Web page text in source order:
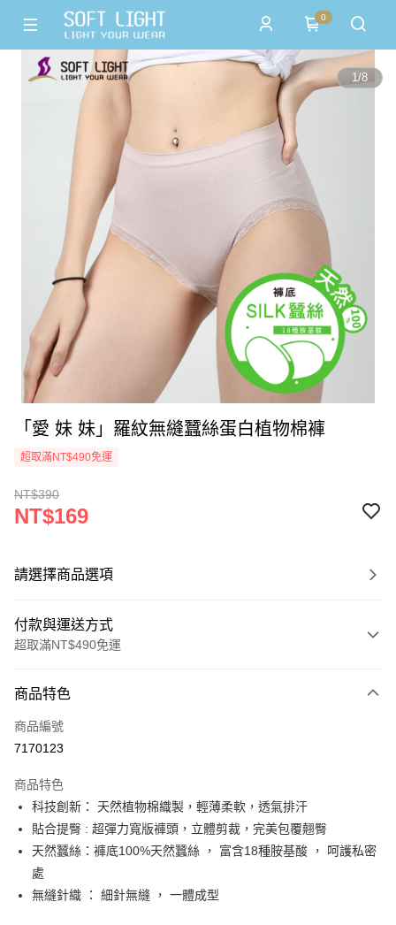
0
1/8
「愛 妹 妹」羅紋無縫蠶絲蛋白植物棉褲
超取滿NT$490免運
NT$390
NT$169
請選擇商品選項
付款與運送方式
超取滿NT$490免運
信用卡一次付款
超商取貨付款
Apple Pay
街口支付
悠遊付
AFTEE先享後付
商品特色
商品編號
7170123
商品特色
科技創新： 天然植物棉織製，輕薄柔軟，透氣排汗
貼合提臀 : 超彈力寬版褲頭，立體剪裁，完美包覆翹臀
天然蠶絲：褲底100%天然蠶絲 ， 富含18種胺基酸 ， 呵護私密
處
無縫針織 ： 細針無縫 ， 一體成型